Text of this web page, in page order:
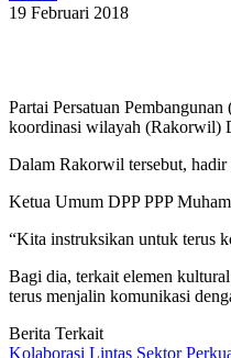
19 Februari 2018
Partai Persatuan
koordinasi wilayah (Rakorwil)
Dalam Rakorwil tersebut,
Ketua Umum DPP PPP
“Kita instruksikan untuk terus
Bagi dia, terkait elemen
terus menjalin komunikasi
Berita Terkait
Kolaborasi Lintas Sektor